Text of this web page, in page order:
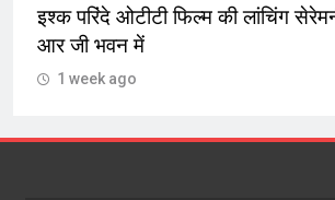
इश्क परिंदे ओटीटी फिल्म की लांचिंग
आर जी भवन में
1 week ago